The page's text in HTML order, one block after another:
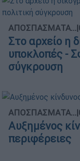
ΑΠΟΣΠΑΣΜΑΤΑ...|
Στο αρχείο η
υποκλοπές -
σύγκρουση
ΑΠΟΣΠΑΣΜΑΤΑ...|
Αυξημένος
περιφέρειες